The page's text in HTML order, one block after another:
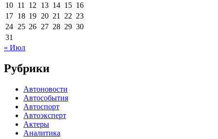
10 11 12 13 14 15 16
17 18 19 20 21 22 23
24 25 26 27 28 29 30
31
« Июл
Рубрики
Автоновости
Автособытия
Автоспорт
Автоэксперт
Актеры
Аналитика